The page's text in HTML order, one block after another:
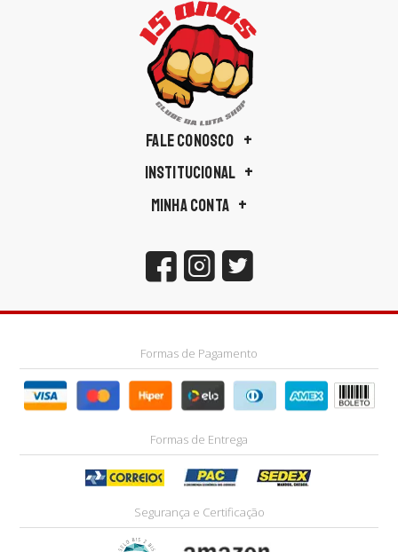
FALE CONOSCO
INSTITUCIONAL
MINHA CONTA
Formas de Pagamento
Formas de Entrega
Segurança e Certificação